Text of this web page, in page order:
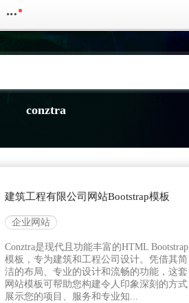
conztra
建筑工程有限公司网站Bootstrap模板
企业网站
Conztra是现代且功能丰富的HTML Bootstrap
模板，专为建筑和工程公司设计。凭借其简
洁的布局、专业的设计和流畅的功能，这套
网站模板可帮助您构建令人印象深刻的方式
展示您的项目、服务和专业知...